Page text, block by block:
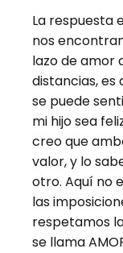
La respuesta
nos
lazo de amor
distancias, es
se puede
mi hijo sea
creo que
valor, y lo
otro. Aquí no
las
respetamos
se llama